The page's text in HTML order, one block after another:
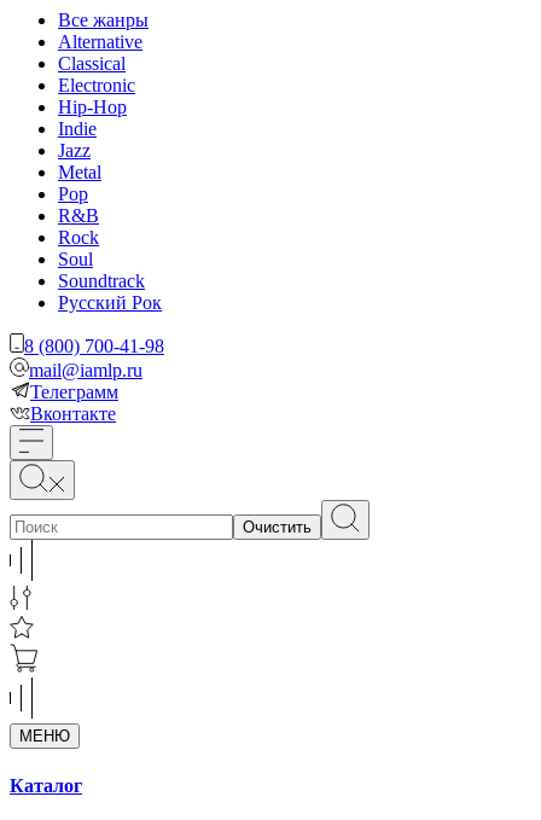
Все жанры
Alternative
Classical
Electronic
Hip-Hop
Indie
Jazz
Metal
Pop
R&B
Rock
Soul
Soundtrack
Русский Рок
8 (800) 700-41-98
mail@iamlp.ru
Телеграмм
Вконтакте
Очистить
МЕНЮ
Каталог